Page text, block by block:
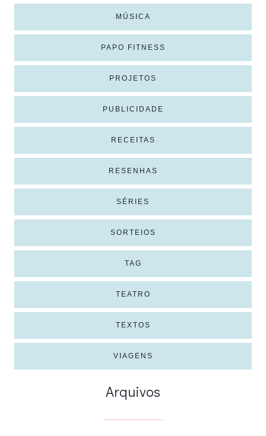
MÚSICA
PAPO FITNESS
PROJETOS
PUBLICIDADE
RECEITAS
RESENHAS
SÉRIES
SORTEIOS
TAG
TEATRO
TEXTOS
VIAGENS
Arquivos